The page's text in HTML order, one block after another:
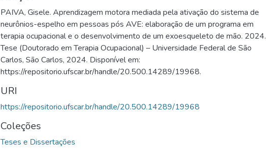
PAIVA, Gisele. Aprendizagem motora mediada pela ativação do sistema de
neurônios-espelho em pessoas pós AVE: elaboração de um programa em
terapia ocupacional e o desenvolvimento de um exoesqueleto de mão. 2024.
Tese (Doutorado em Terapia Ocupacional) – Universidade Federal de São
Carlos, São Carlos, 2024. Disponível em:
https://repositorio.ufscar.br/handle/20.500.14289/19968.
URI
https://repositorio.ufscar.br/handle/20.500.14289/19968
Coleções
Teses e Dissertações